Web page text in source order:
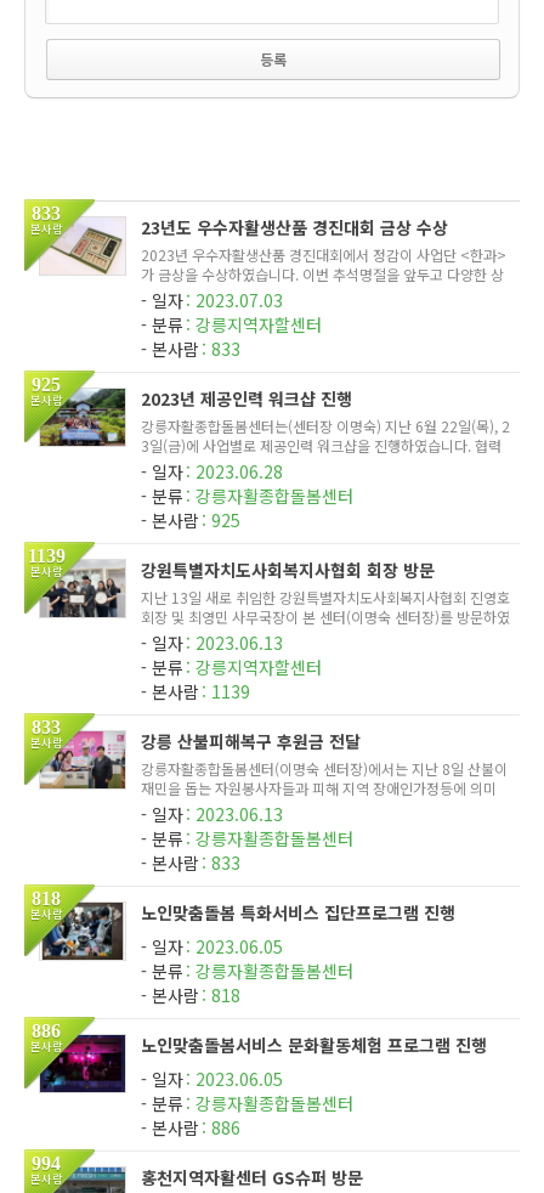
833
본사람 23년도 우수자활생산품 경진대회 금상 수상
2023년 우수자활생산품 경진대회에서 정감이 사업단 <한과>
가 금상을 수상하였습니다. 이번 추석명절을 앞두고 다양한 상
품을 추가구성하였습니다. 맛과 품질이 우수한 정감이 한과 많
은 관심 부탁드립니다^^
일자 2023.07.03
분류 강릉지역자할센터
본사람 833
925
본사람 2023년 제공인력 워크샵 진행
강릉자활종합돌봄센터는(센터장 이명숙) 지난 6월 22일(목), 2
3일(금)에 사업별로 제공인력 워크샵을 진행하였습니다. 협력
기관 대관령치유의숲(센터장 김진숙)에서 진행하였으며, 치유
의숲에서 준비해 주신 프로그램(숲길 걷기 등)을 통해 심신의
안정과 스트...
일자 2023.06.28
분류 강릉자활종합돌봄센터
본사람 925
1139
본사람 강원특별자치도사회복지사협회 회장 방문
지난 13일 새로 취임한 강원특별자치도사회복지사협회 진영호
회장 및 최영민 사무국장이 본 센터(이명숙 센터장)를 방문하였
다. 이번 방문은 협회의 활성화와 단결을 위한 자리로, 강원특
별자치도 내 다양한 사회복지시설 방문을 통해 협회의 뜻을 전
달하고자...
일자 2023.06.13
분류 강릉지역자할센터
본사람 1139
833
본사람 강릉 산불피해복구 후원금 전달
강릉자활종합돌봄센터(이명숙 센터장)에서는 지난 8일 산불이
재민을 돕는 자원봉사자들과 피해 지역 장애인가정등에 의미
있게 사용되기를 바라는 마음에서 강릉종합자원봉사센터(최길
영 이사장)에 후원금 3,000,000원을 전달하였다. 이날 이명숙
센터장은 '피...
일자 2023.06.13
분류 강릉자활종합돌봄센터
본사람 833
818
본사람
노인맞춤돌봄 특화서비스 집단프로그램 진행
일자 2023.06.05
분류 강릉자활종합돌봄센터
본사람 818
886
본사람
노인맞춤돌봄서비스 문화활동체험 프로그램 진행
일자 2023.06.05
분류 강릉자활종합돌봄센터
본사람 886
994
본사람 홍천지역자활센터 GS슈퍼 방문